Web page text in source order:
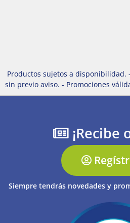
Productos sujetos a disponibilidad.
sin previo aviso. - Promociones
¡Recibe
Siempre tendrás novedades y